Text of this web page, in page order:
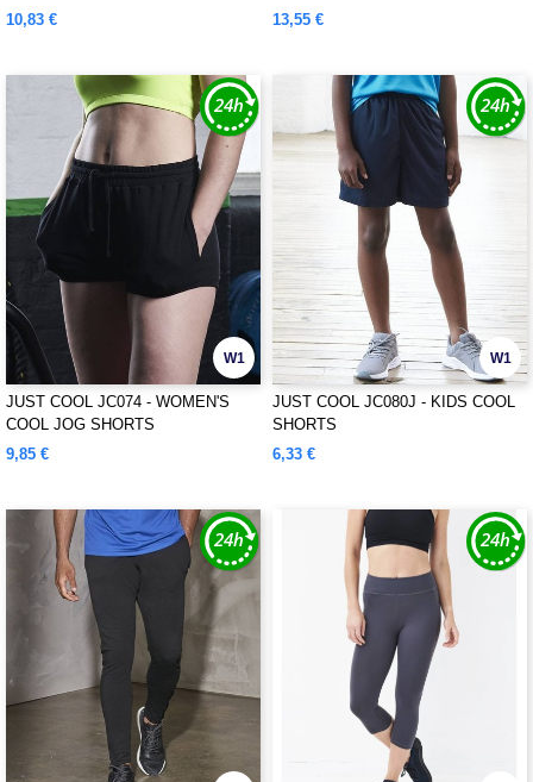
10,83 €
13,55 €
W1
JUST COOL JC074 - WOMEN'S
COOL JOG SHORTS
9,85 €
W1
JUST COOL JC080J - KIDS COOL
SHORTS
6,33 €